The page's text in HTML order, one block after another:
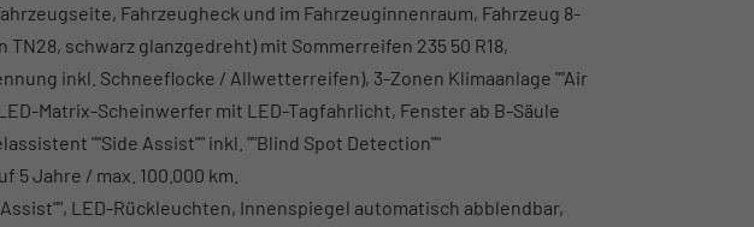
Fahrzeugheck und im Fahrzeuginnenraum, Fahrzeug 8-
schwarz glanzgedreht) mit Sommerreifen 235 50 R18,
inkl. Schneeflocke / Allwetterreifen), 3-Zonen Klimaanlage ""Air
Matrix-Scheinwerfer mit LED-Tagfahrlicht, Fenster ab B-Säule
""Side Assist"" inkl. ""Blind Spot Detection""
Jahre / max. 100.000 km.
LED-Rückleuchten, Innenspiegel automatisch abblendbar,